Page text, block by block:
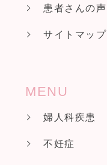
患者さんの声
サイトマップ
MENU
婦人科疾患
不妊症